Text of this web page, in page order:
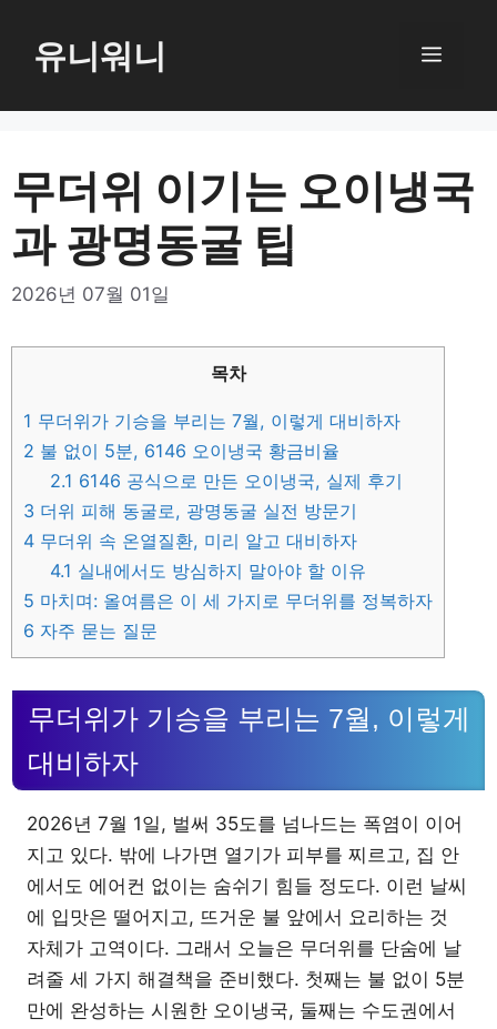
로
뛰
기
유니워니 메
무더위 이기는 오이냉국
과 광명동굴 팁
2026년 07월 01일
목차
1 무더위가 기승을 부리는 7월, 이렇게 대비하자
2 불 없이 5분, 6146 오이냉국 황금비율
2.1 6146 공식으로 만든 오이냉국, 실제 후기
3 더위 피해 동굴로, 광명동굴 실전 방문기
4 무더위 속 온열질환, 미리 알고 대비하자
4.1 실내에서도 방심하지 말아야 할 이유
5 마치며: 올여름은 이 세 가지로 무더위를 정복하자
6 자주 묻는 질문
무더위가 기승을 부리는 7월, 이렇게
대비하자
2026년 7월 1일, 벌써 35도를 넘나드는 폭염이 이어
지고 있다. 밖에 나가면 열기가 피부를 찌르고, 집 안
에서도 에어컨 없이는 숨쉬기 힘들 정도다. 이런 날씨
에 입맛은 떨어지고, 뜨거운 불 앞에서 요리하는 것
자체가 고역이다. 그래서 오늘은 무더위를 단숨에 날
려줄 세 가지 해결책을 준비했다. 첫째는 불 없이 5분
만에 완성하는 시원한 오이냉국, 둘째는 수도권에서